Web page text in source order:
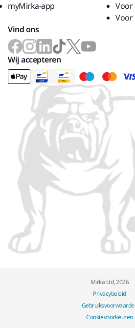
myMirka-app
Voor
Voor
Vind ons
Wij accepteren
Mirka Ltd, 2026
Privacybeleid
Cookievoorkeuren